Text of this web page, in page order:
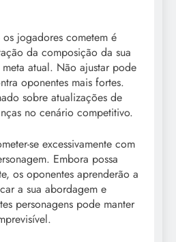
jogadores cometem é
da composição da sua
atual. Não ajustar pode
oponentes mais fortes.
sobre atualizações de
no cenário competitivo.
se excessivamente com
Embora possa
os oponentes aprenderão a
a sua abordagem e
personagens pode manter